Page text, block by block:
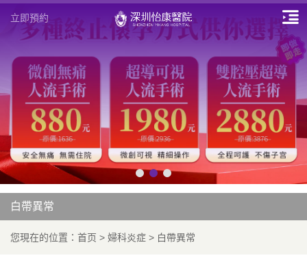
立即預約
白帶異常
您現在的位置： 首页 > 婦科炎症 > 白帶異常